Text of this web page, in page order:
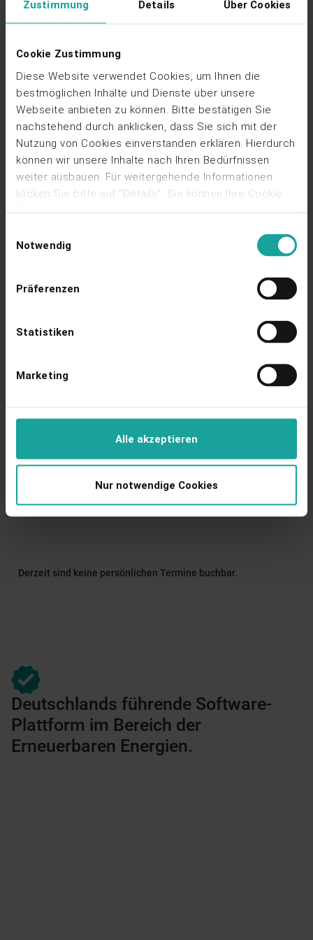
Zustimmung Details Über Cookies
Cookie Zustimmung
Diese Website verwendet Cookies, um Ihnen die
bestmöglichen Inhalte und Dienste über unsere
Webseite anbieten zu können. Bitte bestätigen Sie
nachstehend durch anklicken, dass Sie sich mit der
Nutzung von Cookies einverstanden erklären. Hierdurch
können wir unsere Inhalte nach Ihren Bedürfnissen
weiter ausbauen. Für weitergehende Informationen
klicken Sie bitte auf "Details". Sie können Ihre Cookie
verwalten" klicken.
Notwendig
Präferenzen
Statistiken
Marketing
Alle akzeptieren
Nur notwendige Cookies
verschiedenen Quellen fehlerfrei zusammentragen, sondern
zugleich die Abrechnungen des Direktvermarkters und
jede Anlage. Monat für Monat.
Mit opti.node Cockpit überwachen Sie Ihre Erlöse
automatisiert, effizient und transparent!
Kontakt aufnehmen
Einspeiseerlösewerden pro Anlage präzise ermittelt
und übersichtlich ausgewertet.
Derzeit sind keine persönlichen Termine buchbar.
Deutschlands führende Software-
Plattform im Bereich der
Erneuerbaren Energien.